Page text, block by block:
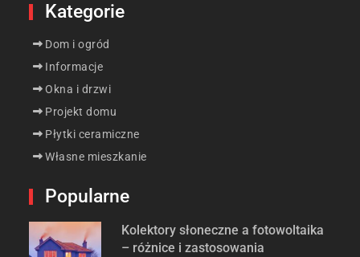
Kategorie
Dom i ogród
Informacje
Okna i drzwi
Projekt domu
Płytki ceramiczne
Własne mieszkanie
Popularne
Kolektory słoneczne a fotowoltaika
– różnice i zastosowania